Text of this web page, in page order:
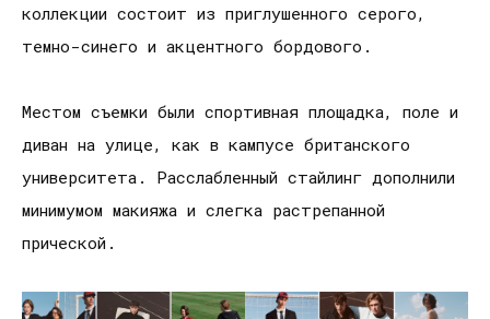
коллекции состоит из приглушенного серого,
темно-синего и акцентного бордового.
Местом съемки были спортивная площадка, поле и
диван на улице, как в кампусе британского
университета. Расслабленный стайлинг дополнили
минимумом макияжа и слегка растрепанной
прической.